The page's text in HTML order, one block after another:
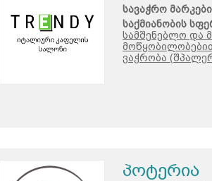
სავაჭრო
საქმიანობის
სამშენებლო და
ვაჭრობა
პოტერია